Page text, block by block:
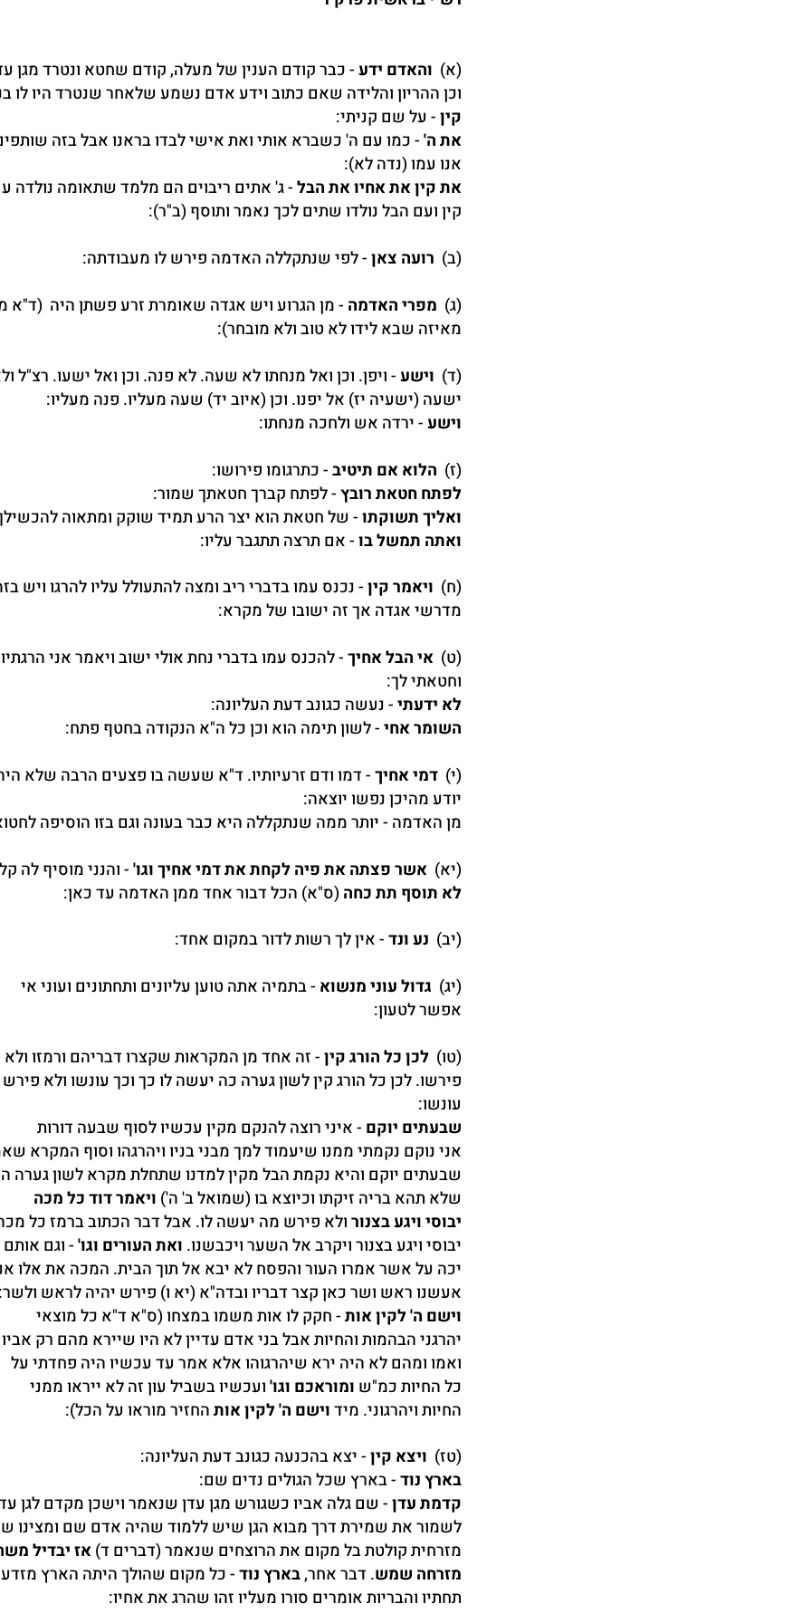
(א) והאדם ידע- כבר קודם הענין של מעלה, קודם שחטא ונטרד מגן
וכן ההריון והלידה שאם כתוב וידע אדם נשמע שלאחר שנטרד היו לו
קין- על שם קניתי:
את ה'- כמו עם ה' כשברא אותי ואת אישי לבדו בראנו אבל בזה
אנו עמו (נדה לא):
את קין את אחיו את הבל- ג' אתים ריבוים הם מלמד שתאומה נולדה
קין ועם הבל נולדו שתים לכך נאמר ותוסף (ב"ר):
(ב) רועה צאן- לפי שנתקללה האדמה פירש לו מעבודתה:
(ג) מפרי האדמה - מן הגרוע ויש אגדה שאומרת זרע פשתן היה (ד"א
מאיזה שבא לידו לא טוב ולא מובחר):
(ד) וישע- ויפן. וכן ואל מנחתו לא שעה. לא פנה. וכן ואל ישעו. רצ"ל
ישעה (ישעיה יז) אל יפנו. וכן (איוב יד) שעה מעליו. פנה מעליו:
וישע- ירדה אש ולחכה מנחתו:
(ז) הלוא אם תיטיב- כתרגומו פירושו:
לפתח חטאת רובץ- לפתח קברך חטאתך שמור:
ואליך תשוקתו- של חטאת הוא יצר הרע תמיד שוקק ומתאוה
ואתה תמשל בו- אם תרצה תתגבר עליו:
(ח) ויאמר קין- נכנס עמו בדברי ריב ומצה להתעולל עליו להרגו ויש
מדרשי אגדה אך זה ישובו של מקרא:
(ט) אי הבל אחיך- להכנס עמו בדברי נחת אולי ישוב ויאמר אני הרגתיו
וחטאתי לך:
לא ידעתי- נעשה כגונב דעת העליונה:
השומר אחי- לשון תימה הוא וכן כל ה"א הנקודה בחטף פתח:
(י) דמי אחיך- דמו ודם זרעיותיו. ד"א שעשה בו פצעים הרבה שלא
יודע מהיכן נפשו יוצאה:
מן האדמה - יותר ממה שנתקללה היא כבר בעונה וגם בזו הוסיפה
(יא) אשר פצתה את פיה לקחת את דמי אחיך וגו'- והנני מוסיף לה
לא תוסף תת כחה (ס"א) הכל דבור אחד ממן האדמה עד כאן:
(יב) נע ונד- אין לך רשות לדור במקום אחד:
(יג) גדול עוני מנשוא - בתמיה אתה טוען עליונים ותחתונים ועוני אי
אפשר לטעון:
(טו) לכן כל הורג קין- זה אחד מן המקראות שקצרו דבריהם ורמזו ולא
פירשו. לכן כל הורג קין לשון גערה כה יעשה לו כך וכך עונשו ולא פירש
עונשו:
שבעתים יוקם - איני רוצה להנקם מקין עכשיו לסוף שבעה דורות
אני נוקם נקמתי ממנו שיעמוד למך מבני בניו ויהרגהו וסוף המקרא
שבעתים יוקם והיא נקמת הבל מקין למדנו שתחלת מקרא לשון גערה
שלא תהא בריה זיקתו וכיוצא בו (שמואל ב' ה') ויאמר דוד כל מכה
יבוסי ויגע בצנורולא פירש מה יעשה לו. אבל דבר הכתוב ברמז כל
יבוסי ויגע בצנור ויקרב אל השער ויכבשנו. ואת העורים וגו'- וגם אותם
יכה על אשר אמרו העור והפסח לא יבא אל תוך הבית. המכה את אלו
אעשנו ראש ושר כאן קצר דבריו ובדה"א (יא ו) פירש יהיה לראש
וישם ה' לקין אות- חקק לו אות משמו במצחו (ס"א ד"א כל מוצאי
יהרגני הבהמות והחיות אבל בני אדם עדיין לא היו שיירא מהם רק אביו
ואמו ומהם לא היה ירא שיהרגוהו אלא אמר עד עכשיו היה פחדתי על
כל החיות כמ"ש ומוראכם וגו'ועכשיו בשביל עון זה לא ייראו ממני
החיות ויהרגוני. מידוישם ה' לקין אותהחזיר מוראו על הכל):
(טז) ויצא קין- יצא בהכנעה כגונב דעת העליונה:
בארץ נוד- בארץ שכל הגולים נדים שם:
קדמת עדן- שם גלה אביו כשגורש מגן עדן שנאמר וישכן מקדם לגן
לשמור את שמירת דרך מבוא הגן שיש ללמוד שהיה אדם שם ומצינו
מזרחית קולטת בל מקום את הרוצחים שנאמר (דברים ד)אז יבדיל
מזרחה שמש. דבר אחר,בארץ נוד- כל מקום שהולך היתה הארץ
תחתיו והבריות אומרים סורו מעליו זהו שהרג את אחיו: